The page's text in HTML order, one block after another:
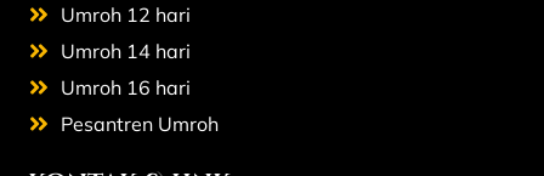
Umroh 12 hari
Umroh 14 hari
Umroh 16 hari
Pesantren Umroh